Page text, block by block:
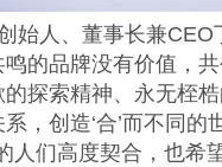
始人、董事长兼
的品牌没有价值，
探索精神、永无桎
，创造‘合’而不同
人们高度契合，也希